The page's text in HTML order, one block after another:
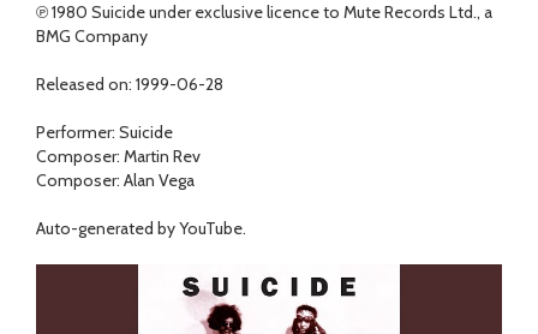
℗ 1980 Suicide under exclusive licence to Mute Records Ltd., a
BMG Company
Released on: 1999-06-28
Performer: Suicide
Composer: Martin Rev
Composer: Alan Vega
Auto-generated by YouTube.